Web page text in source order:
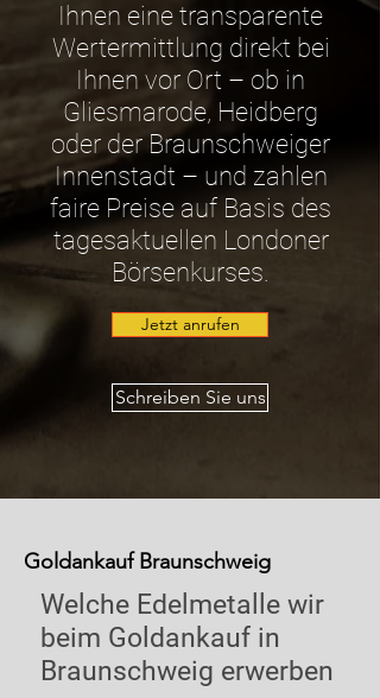
Ihnen eine transparente
Wertermittlung direkt bei
Ihnen vor Ort – ob in
Gliesmarode, Heidberg
oder der Braunschweiger
Innenstadt – und zahlen
faire Preise auf Basis des
tagesaktuellen Londoner
Börsenkurses.
Jetzt anrufen
Schreiben Sie uns
Goldankauf Braunschweig
Welche Edelmetalle wir
beim Goldankauf in
Braunschweig erwerben